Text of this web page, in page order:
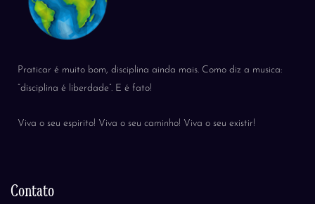
Praticar é muito bom, disciplina ainda mais. Como diz a musica:
“disciplina é liberdade”. E é fato!
Viva o seu espirito! Viva o seu caminho! Viva o seu existir!
Contato